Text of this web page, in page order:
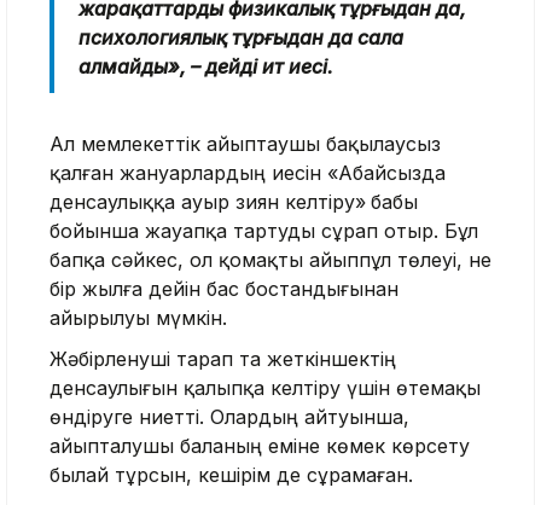
жарақаттарды физикалық тұрғыдан да,
психологиялық тұрғыдан да сала
алмайды», – дейді ит иесі.
Ал мемлекеттік айыптаушы бақылаусыз
қалған жануарлардың иесін «Абайсызда
денсаулыққа ауыр зиян келтiру» бабы
бойынша жауапқа тартуды сұрап отыр. Бұл
бапқа сәйкес, ол қомақты айыппұл төлеуі, не
бір жылға дейін бас бостандығынан
айырылуы мүмкін.
Жәбірленуші тарап та жеткіншектің
денсаулығын қалыпқа келтіру үшін өтемақы
өндіруге ниетті. Олардың айтуынша,
айыпталушы баланың еміне көмек көрсету
былай тұрсын, кешірім де сұрамаған.